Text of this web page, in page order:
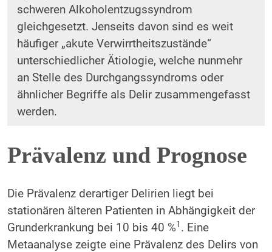
schweren Alkoholentzugssyndrom
gleichgesetzt. Jenseits davon sind es weit
häufiger „akute Verwirrtheitszustände“
unterschiedlicher Ätiologie, welche nunmehr
an Stelle des Durchgangssyndroms oder
ähnlicher Begriffe als Delir zusammengefasst
werden.
Prävalenz und Prognose
Die Prävalenz derartiger Delirien liegt bei
stationären älteren Patienten in Abhängigkeit der
Grunderkrankung bei 10 bis 40 %1 . Eine
Metaanalyse zeigte eine Prävalenz des Delirs von